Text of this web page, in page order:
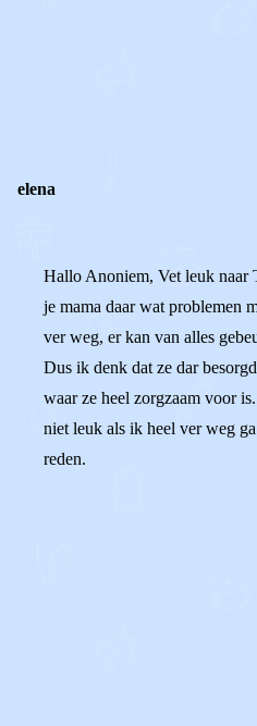
elena
Hallo Anoniem, Vet leuk naar
je mama daar wat problemen
ver weg, er kan van alles
Dus ik denk dat ze dar
waar ze heel zorgzaam voor
niet leuk als ik heel ver weg
reden.